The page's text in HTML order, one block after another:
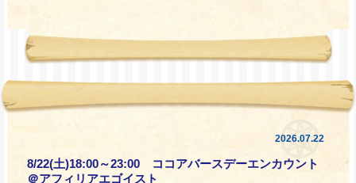
2026.07.22
8/22(土)18:00～23:00 ココアバースデーエンカウント
＠アフィリアエゴイスト